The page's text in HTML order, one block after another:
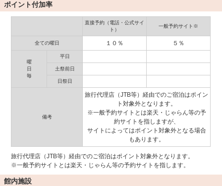
ポイント付加率
直接予約（電話・公式サイ
ト）
一般予約サイト※
全ての曜日 １０％ ５％
曜
日
毎
平日
土祭前日
日祭日
備考
旅行代理店（JTB等）経由でのご宿泊はポイン
ト対象外となります。
※一般予約サイトとは楽天・じゃらん等の予
約サイトを指しますが、
サイトによってはポイント対象外となる場合
もあります。
旅行代理店（JTB等）経由でのご宿泊はポイント対象外となります。
※一般予約サイトとは楽天・じゃらん等の予約サイトを指します。
館内施設